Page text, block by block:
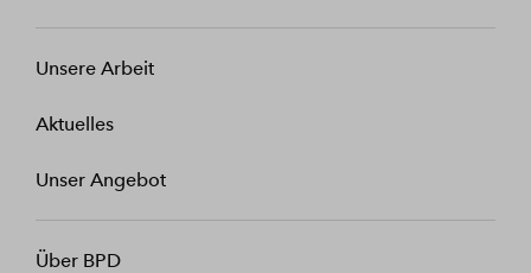
Unsere Arbeit
Aktuelles
Unser Angebot
Über BPD